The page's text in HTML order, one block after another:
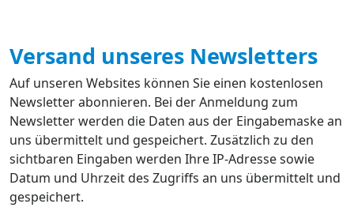
Versand unseres Newsletters
Auf unseren Websites können Sie einen kostenlosen
Newsletter abonnieren. Bei der Anmeldung zum
Newsletter werden die Daten aus der Eingabemaske an
uns übermittelt und gespeichert. Zusätzlich zu den
sichtbaren Eingaben werden Ihre IP-Adresse sowie
Datum und Uhrzeit des Zugriffs an uns übermittelt und
gespeichert.